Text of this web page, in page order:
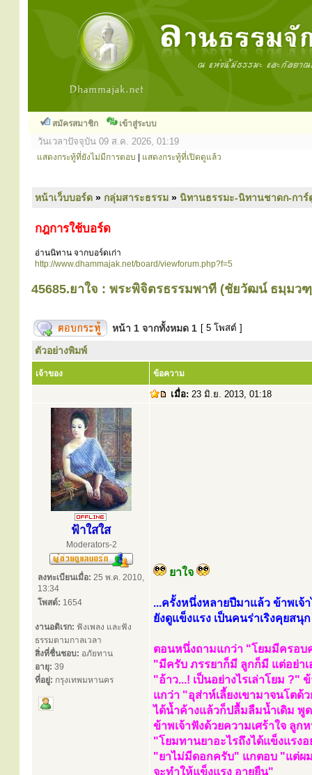
สมัครสมาชิก เข้าสู่ระบบ
วันเวลาปัจจุบัน 09 ส.ค. 2026, 01:19
แสดงกระทู้ที่ยังไม่มีการตอบ แสดงกระทู้ที่เปิดดูแล้ว
หน้าเว็บบอร์ด » กลุ่มสาระธรรม » นิทานธรรมะ-นิทานชาดก-การ์
กฎการใช้บอร์ด
อ่านนิทาน จากบอร์ดเก่า
http://www.dhammajak.net/board/viewforum.php?f=5
45685.ยาใจ : พระพิจิตรธรรมพาที (ชัยวัฒน์ ธมฺมว
หน้า 1 จากทั้งหมด 1 [ 5 โพสต์ ]
ตัวอย่างพิมพ์
เจ้าของ ข้อความ
เมื่อ: 23 มิ.ย. 2013, 01:18
ฟ้าใสใส
Moderators-2
ลงทะเบียนเมื่อ: 25 พ.ค. 2010,
13:34
โพสต์: 1654
งานอดิเรก: ฟังเพลง และฟัง
ธรรมตามกาลเวลา
สิ่งที่ชื่นชอบ: อภัยทาน
อายุ: 39
ที่อยู่: กรุงเทพมหานคร
ยาใจ
...ครั้งหนึ่งหลายปีมาแล้ว ข้าพเจ้
ยังดูแข็งแรง เป็นคนร่าเริงคุยส
ตอนหนึ่งถามแกว่า "โยมมีครอบ
"มีครับ ภรรยาก็มี ลูกก็มี แต่อย่าเ
"อ้าว...! เป็นอย่างไรเล่าโยม ?"
แกว่า "อุส่าห์เลี้ยงเขามาจนโตด้
ได้น้ำค้างแล้วก็ปลื้มลืมน้ำเดิม พู
ข้าพเจ้าฟังด้วยความเศร้าใจ ลูก
"โยมทานยาอะไรถึงได้แข็งแรง
"ยาไม่มีดอกครับ" แกตอบ "แต่ผ
จะทำให้แข็งแรง อายุยืน"